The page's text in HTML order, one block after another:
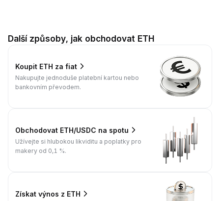
Další způsoby, jak obchodovat ETH
Koupit ETH za fiat
Nakupujte jednoduše platební kartou nebo
bankovním převodem.
Obchodovat ETH/USDC na spotu
Užívejte si hlubokou likviditu a poplatky pro
makery od 0,1 %.
Získat výnos z ETH